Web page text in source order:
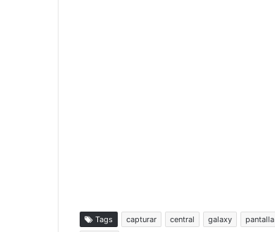
Tags capturar central galaxy pantalla